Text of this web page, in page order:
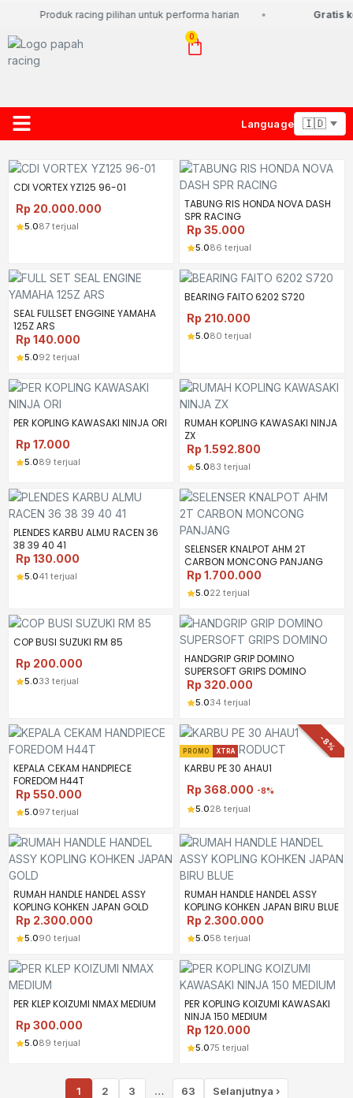
Produk racing pilihan untuk performa harian Gratis
0
Language
CDI VORTEX YZ125 96-01
Rp 20.000.000
5.087 terjual
TABUNG RIS HONDA NOVA DASH
SPR RACING
Rp 35.000
5.086 terjual
SEAL FULLSET ENGGINE YAMAHA
125Z ARS
Rp 140.000
5.092 terjual
BEARING FAITO 6202 S720
Rp 210.000
5.080 terjual
PER KOPLING KAWASAKI NINJA ORI
Rp 17.000
5.089 terjual
RUMAH KOPLING KAWASAKI NINJA
ZX
Rp 1.592.800
5.083 terjual
PLENDES KARBU ALMU RACEN 36
38 39 40 41
Rp 130.000
5.041 terjual
SELENSER KNALPOT AHM 2T
CARBON MONCONG PANJANG
Rp 1.700.000
5.022 terjual
COP BUSI SUZUKI RM 85
Rp 200.000
5.033 terjual
HANDGRIP GRIP DOMINO
SUPERSOFT GRIPS DOMINO
Rp 320.000
5.034 terjual
KEPALA CEKAM HANDPIECE
FOREDOM H44T
Rp 550.000
5.097 terjual
-8%
PROMO XTRA
KARBU PE 30 AHAU1
Rp 368.000 -8%
5.028 terjual
RUMAH HANDLE HANDEL ASSY
KOPLING KOHKEN JAPAN GOLD
Rp 2.300.000
5.090 terjual
RUMAH HANDLE HANDEL ASSY
KOPLING KOHKEN JAPAN BIRU BLUE
Rp 2.300.000
5.058 terjual
PER KLEP KOIZUMI NMAX MEDIUM
Rp 300.000
5.089 terjual
PER KOPLING KOIZUMI KAWASAKI
NINJA 150 MEDIUM
Rp 120.000
5.075 terjual
1 2 3 … 63 Selanjutnya ›